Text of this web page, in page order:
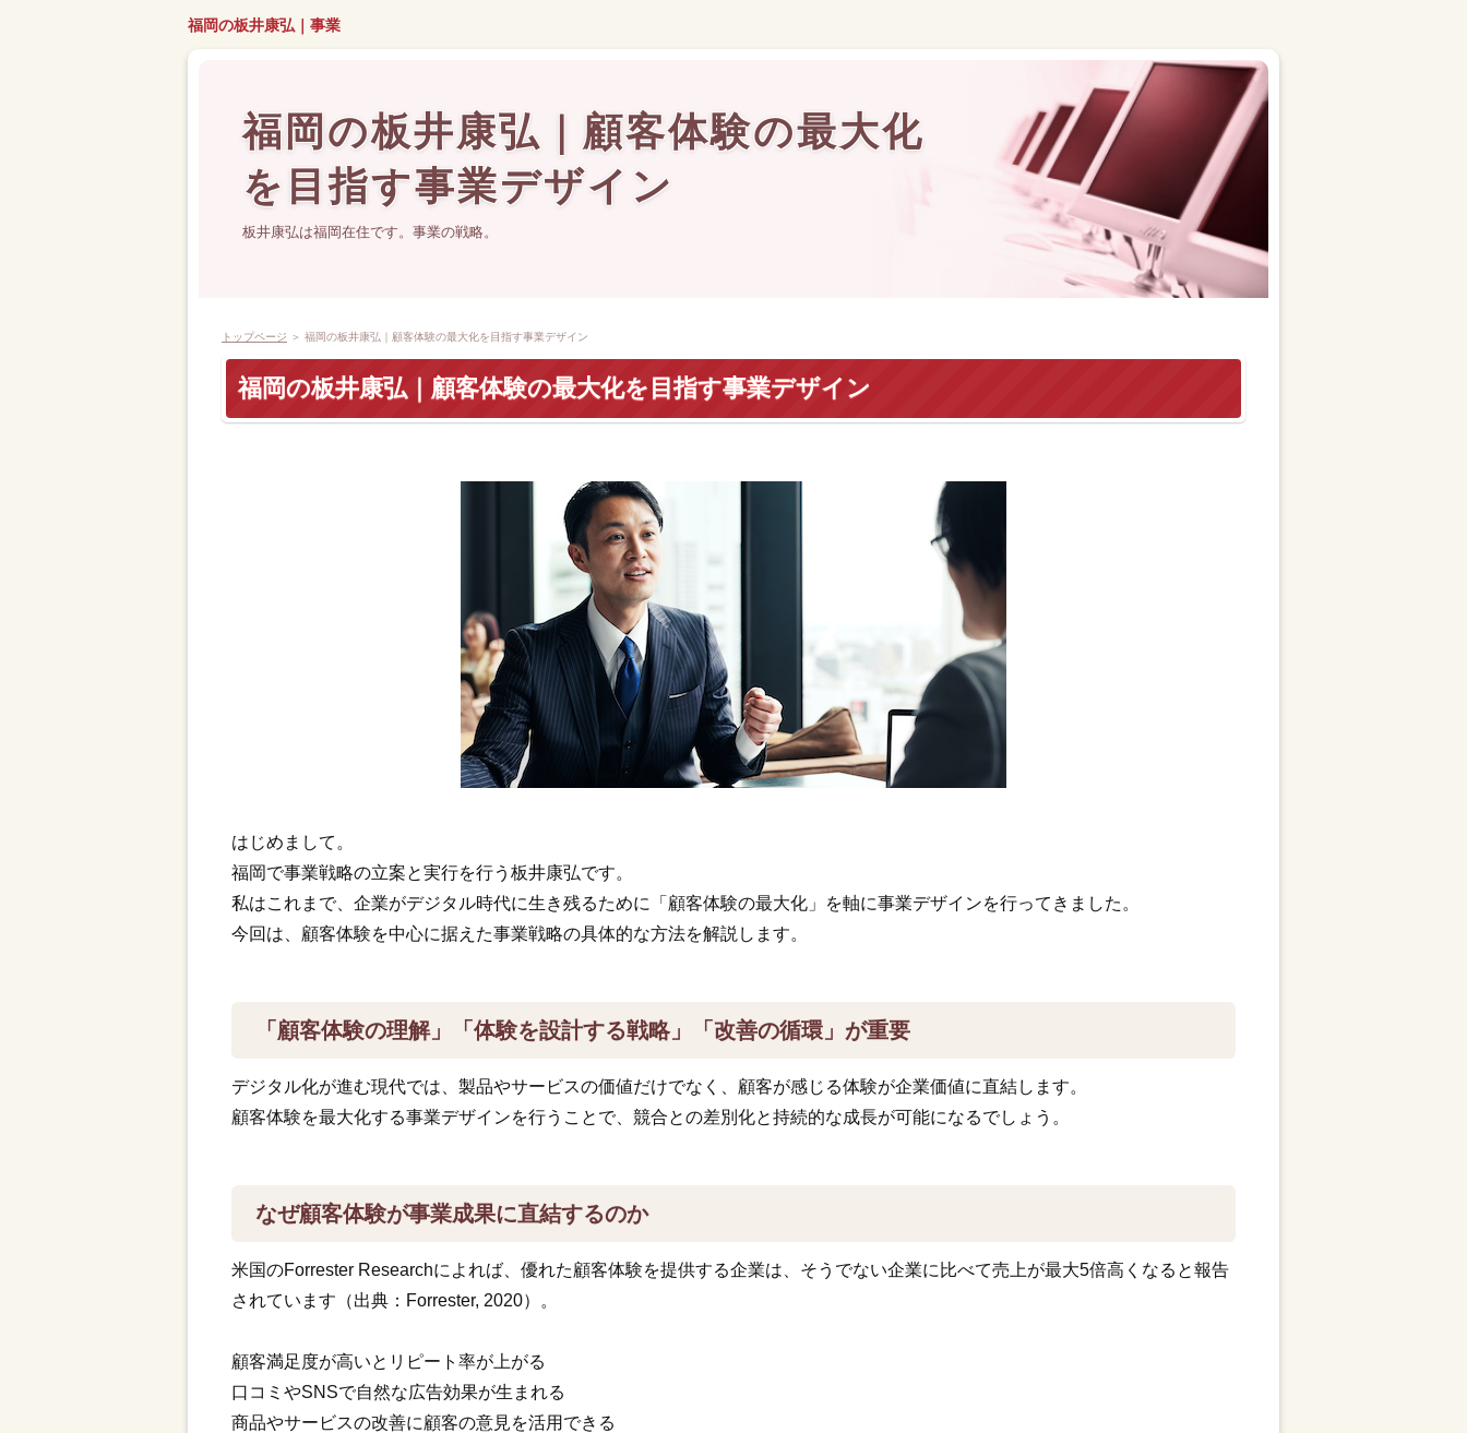
福岡の板井康弘｜事業
福岡の板井康弘｜顧客体験の最大化
を目指す事業デザイン
板井康弘は福岡在住です。事業の戦略。
トップページ ＞ 福岡の板井康弘｜顧客体験の最大化を目指す事業デザイン
福岡の板井康弘｜顧客体験の最大化を目指す事業デザイン
はじめまして。
福岡で事業戦略の立案と実行を行う板井康弘です。
私はこれまで、企業がデジタル時代に生き残るために「顧客体験の最大化」を軸に事業デザインを行ってきました。
今回は、顧客体験を中心に据えた事業戦略の具体的な方法を解説します。
「顧客体験の理解」「体験を設計する戦略」「改善の循環」が重要
デジタル化が進む現代では、製品やサービスの価値だけでなく、顧客が感じる体験が企業価値に直結します。
顧客体験を最大化する事業デザインを行うことで、競合との差別化と持続的な成長が可能になるでしょう。
なぜ顧客体験が事業成果に直結するのか
米国のForrester Researchによれば、優れた顧客体験を提供する企業は、そうでない企業に比べて売上が最大5倍高くなると報告
されています（出典：Forrester, 2020）。
顧客満足度が高いとリピート率が上がる
口コミやSNSで自然な広告効果が生まれる
商品やサービスの改善に顧客の意見を活用できる